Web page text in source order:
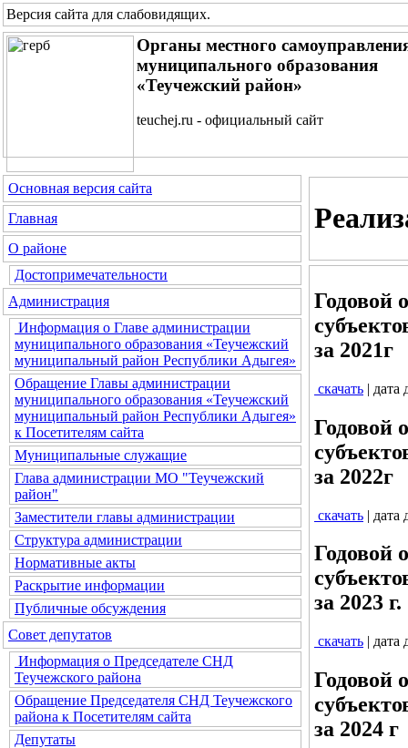
Версия сайта для слабовидящих.
Органы местного
муниципального образования
«Теучежский район»
teuchej.ru - официальный сайт
Основная версия сайта
Главная
О районе
Достопримечательности
Администрация
Информация о Главе администрации
муниципального образования «Теучежский
муниципальный район Республики Адыгея»
Обращение Главы администрации
муниципального образования «Теучежский
муниципальный район Республики Адыгея»
к Посетителям сайта
Муниципальные служащие
Глава администрации МО "Теучежский
район"
Заместители главы администрации
Структура администрации
Нормативные акты
Раскрытие информации
Публичные обсуждения
Совет депутатов
Информация о Председателе СНД
Теучежского района
Обращение Председателя СНД Теучежского
района к Посетителям сайта
Депутаты
Годовой
за 2021г
скачать | дата
Годовой
за 2022г
скачать | дата
Годовой
за 2023 г.
скачать | дата
Годовой
за 2024 г